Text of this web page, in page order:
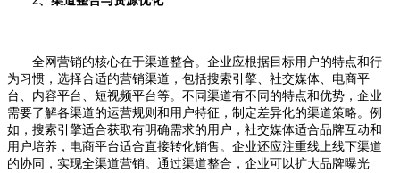
全网营销的核心在于渠道整合。企业应根据目标用户的特点和行
为习惯，选择合适的营销渠道，包括搜索引擎、社交媒体、电商平
台、内容平台、短视频平台等。不同渠道有不同的特点和优势，企业
需要了解各渠道的运营规则和用户特征，制定差异化的渠道策略。例
如，搜索引擎适合获取有明确需求的用户，社交媒体适合品牌互动和
用户培养，电商平台适合直接转化销售。企业还应注重线上线下渠道
的协同，实现全渠道营销。通过渠道整合，企业可以扩大品牌曝光